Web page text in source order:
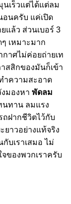
เร็วแต่ได้แต่ลม
อนครับ แค่เปิด
แล้ว ส่วนเบอร์ 3
เหมาะมาก
าศไม่ค่อยถ่ายเท
สสิกของมันก็เข้า
ำความสะอาด
งมองหา พัดลม
นทาน ลมแรง
ฝากชีวิตไว้กับ
ยาวอย่างแท้จริง
บเราเสมอ ไม่
ของพวกเราครับ